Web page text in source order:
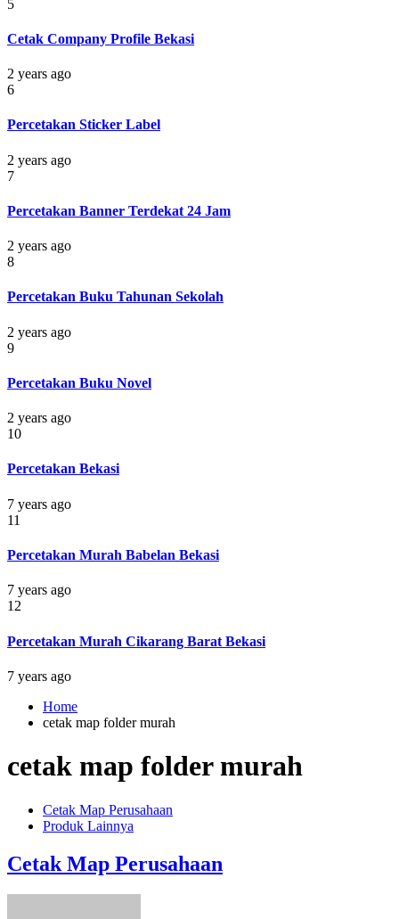
5
Cetak Company Profile Bekasi
2 years ago
6
Percetakan Sticker Label
2 years ago
7
Percetakan Banner Terdekat 24 Jam
2 years ago
8
Percetakan Buku Tahunan Sekolah
2 years ago
9
Percetakan Buku Novel
2 years ago
10
Percetakan Bekasi
7 years ago
11
Percetakan Murah Babelan Bekasi
7 years ago
12
Percetakan Murah Cikarang Barat Bekasi
7 years ago
Home
cetak map folder murah
cetak map folder murah
Cetak Map Perusahaan
Produk Lainnya
Cetak Map Perusahaan